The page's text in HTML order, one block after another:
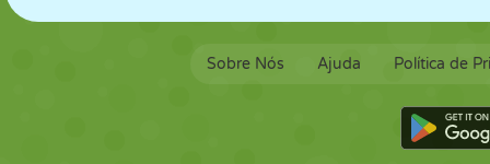
Sobre Nós Ajuda Política de